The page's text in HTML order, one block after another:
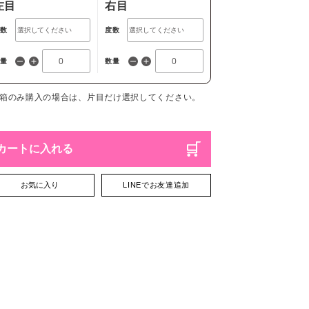
目 右目
度数
数量
のみ購入の場合は、片目だけ選択してください。
ートに入れる
お気に入り LINEでお友達追加